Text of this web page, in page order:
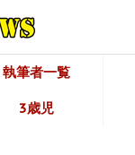
執筆者一覧
3歳児